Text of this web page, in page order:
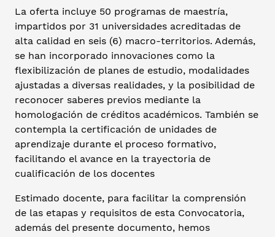
La oferta incluye 50 programas de maestría,
impartidos por 31 universidades acreditadas de
alta calidad en seis (6) macro-territorios. Además,
se han incorporado innovaciones como la
flexibilización de planes de estudio, modalidades
ajustadas a diversas realidades, y la posibilidad de
reconocer saberes previos mediante la
homologación de créditos académicos. También se
contempla la certificación de unidades de
aprendizaje durante el proceso formativo,
facilitando el avance en la trayectoria de
cualificación de los docentes
Estimado docente, para facilitar la comprensión
de las etapas y requisitos de esta Convocatoria,
además del presente documento, hemos